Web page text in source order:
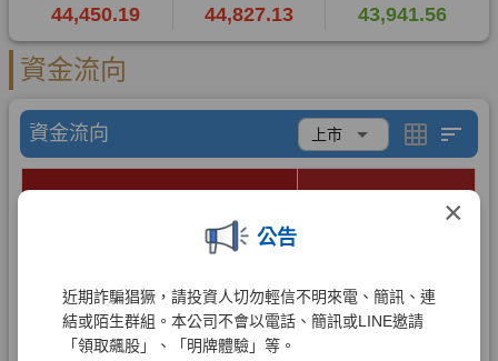
×
公告
近期詐騙猖獗，請投資人切勿輕信不明來電、簡訊、連
結或陌生群組。本公司不會以電話、簡訊或LINE邀請
「領取飆股」、「明牌體驗」等。